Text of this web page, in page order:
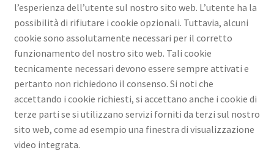
l’esperienza dell’utente sul nostro sito web. L’utente ha la
possibilità di rifiutare i cookie opzionali. Tuttavia, alcuni
cookie sono assolutamente necessari per il corretto
funzionamento del nostro sito web. Tali cookie
tecnicamente necessari devono essere sempre attivati e
pertanto non richiedono il consenso. Si noti che
accettando i cookie richiesti, si accettano anche i cookie di
terze parti se si utilizzano servizi forniti da terzi sul nostro
sito web, come ad esempio una finestra di visualizzazione
video integrata.